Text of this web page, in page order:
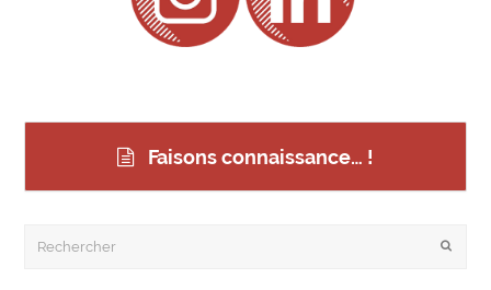
Faisons connaissance… !